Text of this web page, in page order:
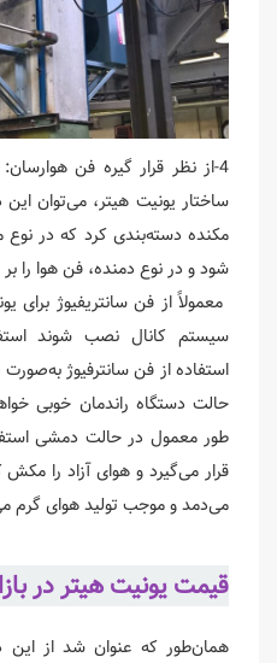
4-از نظر قرار گیره فن
ساختار یونیت هیتر، می‌توان
مکنده دسته‌بندی کرد که در
شود و در نوع دمنده، فن هوا را
معمولاً از فن سانتریفیوژ برای
سیستم کانال نصب شوند
استفاده از فن سانترفیوژ
حالت دستگاه راندمان خوبی
طور معمول در حالت دمشی
قرار می‌گیرد و هوای آزاد را
می‌دمد و موجب تولید هوای گرم
قیمت یونیت هیتر در
همان‌طور که عنوان شد از این